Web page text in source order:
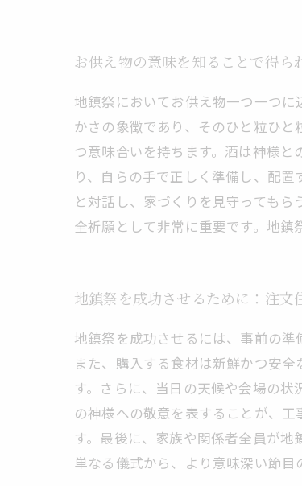
お供え物の意味を知ることで得ら
地鎮祭においてお供え物一つ一つ
かさの象徴であり、そのひと粒ひ
つ意味合いを持ちます。酒は神様
り、自らの手で正しく準備し、配
と対話し、家づくりを見守っても
全祈願として非常に重要です。地鎮
地鎮祭を成功させるために：注文
地鎮祭を成功させるには、事前の
また、購入する食材は新鮮かつ安
す。さらに、当日の天候や会場の
の神様への敬意を表することが、
す。最後に、家族や関係者全員が
単なる儀式から、より意味深い節目